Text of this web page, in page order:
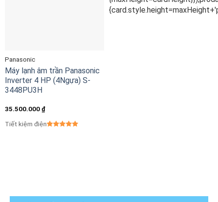
Panasonic
Máy lạnh âm trần Panasonic
Inverter 4 HP (4Ngựa) S-
3448PU3H
35.500.000 ₫
Tiết kiệm điện